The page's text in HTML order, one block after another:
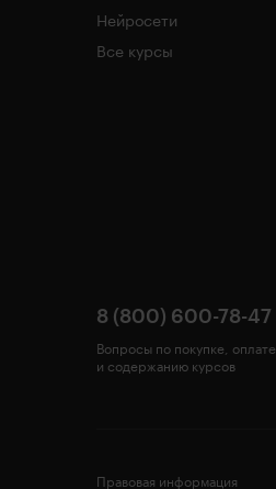
Нейросети
Все курсы
8 (800) 600-78-47
Вопросы по покупке, оплате
и содержанию курсов
Правовая информация